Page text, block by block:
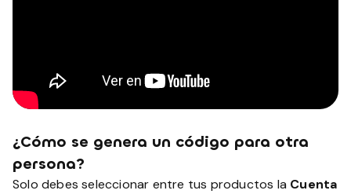
¿Cómo se genera un código para otra
persona?
Solo debes seleccionar entre tus productos la Cuenta